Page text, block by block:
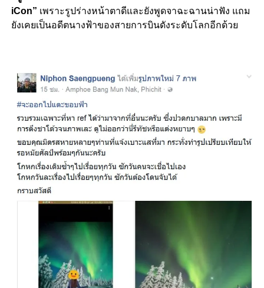
iCon” เพราะรูปร่างหน้าตาดีและยังพูดจาฉะฉานน่าฟัง แถม
ยังเคยเป็นอดีตนางฟ้าของสายการบินดังระดับโลกอีกด้วย